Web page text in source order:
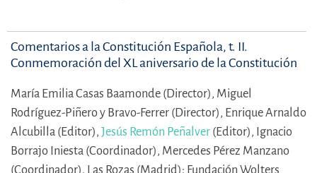
Comentarios a la Constitución Española, t. II.
Conmemoración del XL aniversario de la Constitución
María Emilia Casas Baamonde (Director), Miguel
Rodríguez-Piñero y Bravo-Ferrer (Director), Enrique Arnaldo
Alcubilla (Editor), Jesús Remón Peñalver (Editor), Ignacio
Borrajo Iniesta (Coordinador), Mercedes Pérez Manzano
(Coordinador). Las Rozas (Madrid): Fundación Wolters